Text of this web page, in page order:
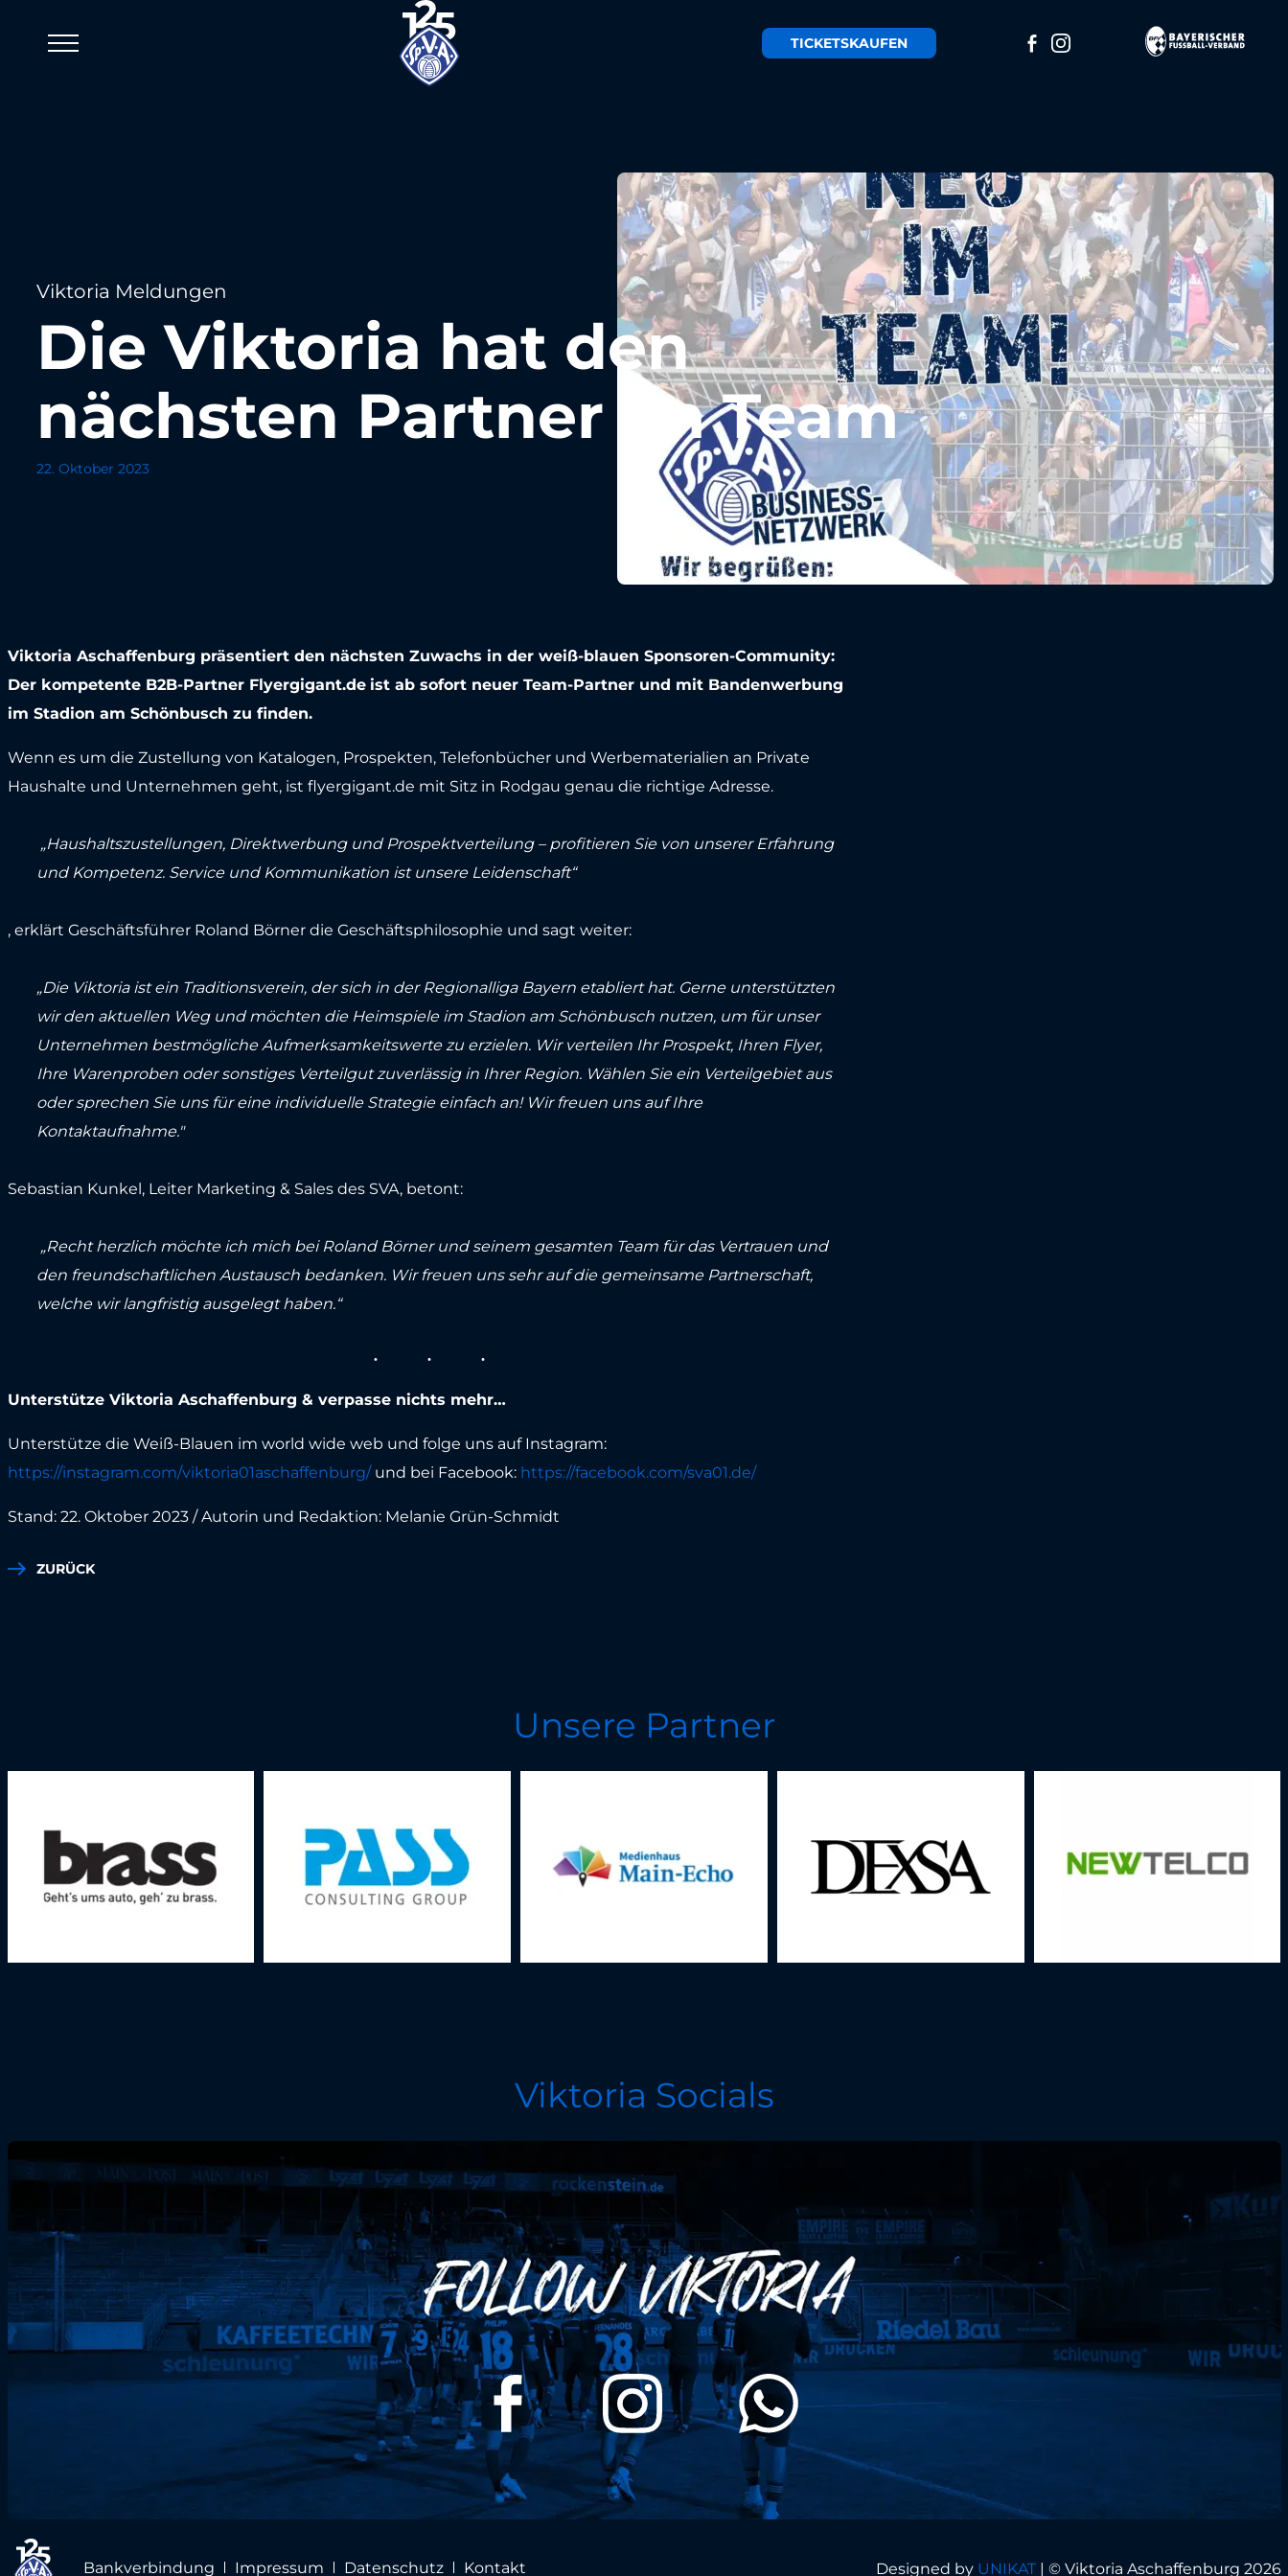
TICKETSKAUFEN
Viktoria Meldungen
Die Viktoria hat den
nächsten Partner im Team
22. Oktober 2023
Viktoria Aschaffenburg präsentiert den nächsten Zuwachs in der weiß-blauen Sponsoren-Community:
Der kompetente B2B-Partner Flyergigant.de ist ab sofort neuer Team-Partner und mit Bandenwerbung
im Stadion am Schönbusch zu finden.
Wenn es um die Zustellung von Katalogen, Prospekten, Telefonbücher und Werbematerialien an Private
Haushalte und Unternehmen geht, ist flyergigant.de mit Sitz in Rodgau genau die richtige Adresse.
„Haushaltszustellungen, Direktwerbung und Prospektverteilung – profitieren Sie von unserer Erfahrung
und Kompetenz. Service und Kommunikation ist unsere Leidenschaft“
, erklärt Geschäftsführer Roland Börner die Geschäftsphilosophie und sagt weiter:
„Die Viktoria ist ein Traditionsverein, der sich in der Regionalliga Bayern etabliert hat. Gerne unterstützten
wir den aktuellen Weg und möchten die Heimspiele im Stadion am Schönbusch nutzen, um für unser
Unternehmen bestmögliche Aufmerksamkeitswerte zu erzielen. Wir verteilen Ihr Prospekt, Ihren Flyer,
Ihre Warenproben oder sonstiges Verteilgut zuverlässig in Ihrer Region. Wählen Sie ein Verteilgebiet aus
oder sprechen Sie uns für eine individuelle Strategie einfach an! Wir freuen uns auf Ihre
Kontaktaufnahme."
Sebastian Kunkel, Leiter Marketing & Sales des SVA, betont:
„Recht herzlich möchte ich mich bei Roland Börner und seinem gesamten Team für das Vertrauen und
den freundschaftlichen Austausch bedanken. Wir freuen uns sehr auf die gemeinsame Partnerschaft,
welche wir langfristig ausgelegt haben.“
Unterstütze Viktoria Aschaffenburg & verpasse nichts mehr…
Unterstütze die Weiß-Blauen im world wide web und folge uns auf Instagram:
https://instagram.com/viktoria01aschaffenburg/und bei Facebook: https://facebook.com/sva01.de/
Stand: 22. Oktober 2023 / Autorin und Redaktion: Melanie Grün-Schmidt
ZURÜCK
Unsere Partner
Viktoria Socials
Bankverbindung Impressum Datenschutz Kontakt Designed by UNIKAT| © Viktoria Aschaffenburg 2026